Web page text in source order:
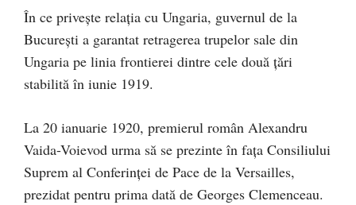
În ce priveşte relaţia cu Ungaria, guvernul de la
Bucureşti a garantat retragerea trupelor sale din
Ungaria pe linia frontierei dintre cele două ţări
stabilită în iunie 1919.
La 20 ianuarie 1920, premierul român Alexandru
Vaida-Voievod urma să se prezinte în faţa Consiliului
Suprem al Conferinţei de Pace de la Versailles,
prezidat pentru prima dată de Georges Clemenceau.